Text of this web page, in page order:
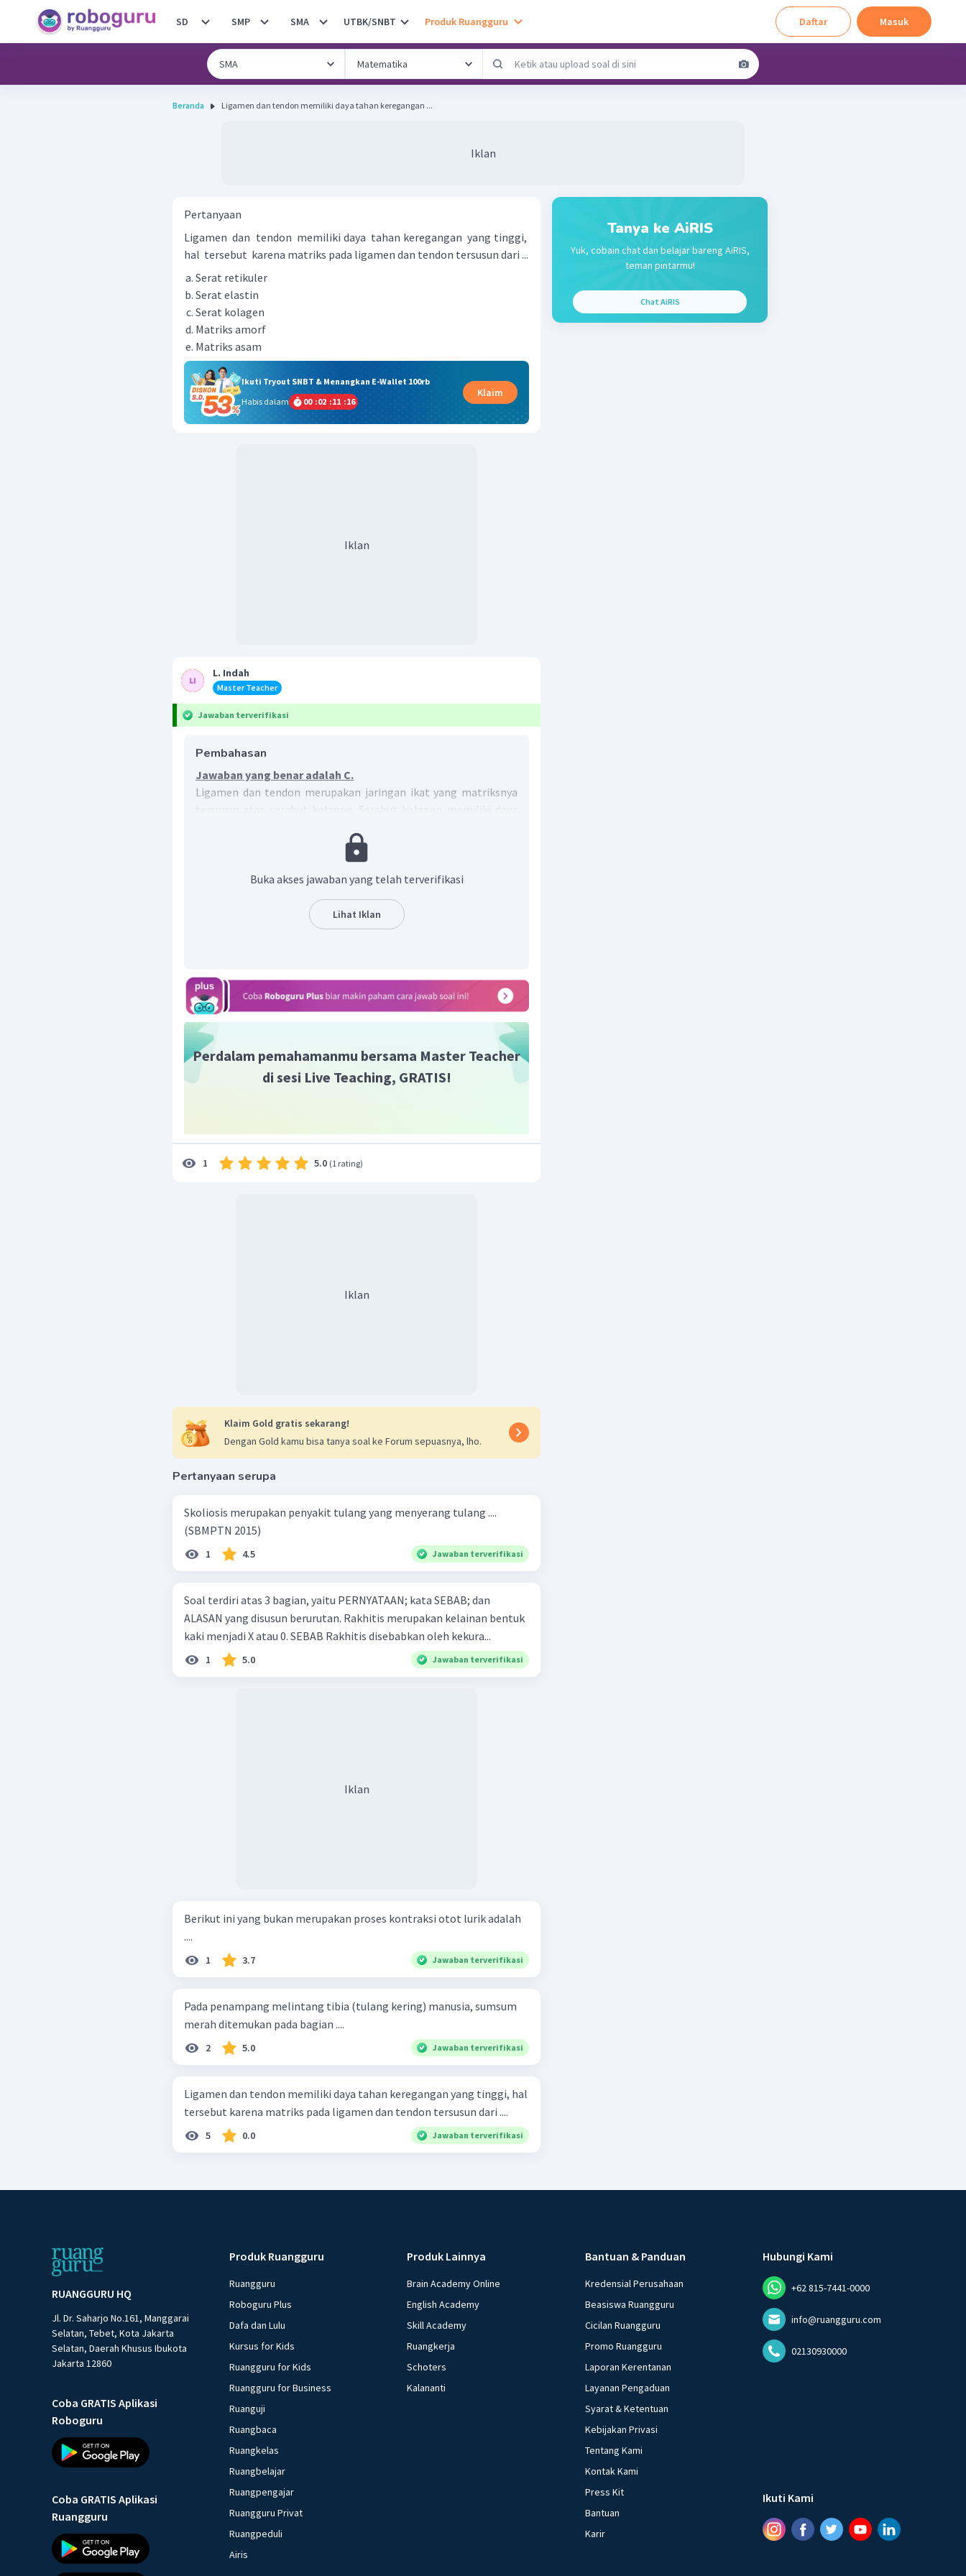
SD SMP SMA UTBK/SNBT Produk Ruangguru Daftar Masuk
Beranda Ligamen dan tendon memiliki daya tahan keregangan ...
Iklan
Pertanyaan
Ligamen dan tendon memiliki daya tahan keregangan yang tinggi,
hal tersebut karena matriks pada ligamen dan tendon tersusun dari ...
Serat retikuler
Serat elastin
Serat kolagen
Matriks amorf
Matriks asam
Ikuti Tryout SNBT & Menangkan E-Wallet 100rb
Habis dalam
00 :02 :11 :16
Klaim
Iklan
L. Indah
Master Teacher
Jawaban terverifikasi
Pembahasan
Jawaban yang benar adalah C.
Ligamen dan tendon merupakan jaringan ikat yang matriksnya
tersusun atas serabut kolagen. Serabut kolagen memiliki daya
Buka akses jawaban yang telah terverifikasi
Lihat Iklan
Perdalam pemahamanmu bersama Master Teacher
di sesi Live Teaching, GRATIS!
1 5.0 (1 rating)
Iklan
Klaim Gold gratis sekarang!
Dengan Gold kamu bisa tanya soal ke Forum sepuasnya, lho.
Pertanyaan serupa
Skoliosis merupakan penyakit tulang yang menyerang tulang ....
(SBMPTN 2015)
1 4.5 Jawaban terverifikasi
Soal terdiri atas 3 bagian, yaitu PERNYATAAN; kata SEBAB; dan
ALASAN yang disusun berurutan. Rakhitis merupakan kelainan bentuk
kaki menjadi X atau 0. SEBAB Rakhitis disebabkan oleh kekura...
1 5.0 Jawaban terverifikasi
Iklan
Berikut ini yang bukan merupakan proses kontraksi otot lurik adalah
....
1 3.7 Jawaban terverifikasi
Pada penampang melintang tibia (tulang kering) manusia, sumsum
merah ditemukan pada bagian ....
2 5.0 Jawaban terverifikasi
Ligamen dan tendon memiliki daya tahan keregangan yang tinggi, hal
tersebut karena matriks pada ligamen dan tendon tersusun dari ....
5 0.0 Jawaban terverifikasi
Tanya ke AiRIS
Yuk, cobain chat dan belajar bareng AiRIS,
teman pintarmu!
Chat AiRIS
RUANGGURU HQ
Jl. Dr. Saharjo No.161, Manggarai
Selatan, Tebet, Kota Jakarta
Selatan, Daerah Khusus Ibukota
Jakarta 12860
Coba GRATIS Aplikasi
Roboguru
Coba GRATIS Aplikasi
Ruangguru
Produk Ruangguru
Ruangguru
Roboguru Plus
Dafa dan Lulu
Kursus for Kids
Ruangguru for Kids
Ruangguru for Business
Ruanguji
Ruangbaca
Ruangkelas
Ruangbelajar
Ruangpengajar
Ruangguru Privat
Ruangpeduli
Airis
Produk Lainnya
Brain Academy Online
English Academy
Skill Academy
Ruangkerja
Schoters
Kalananti
Bantuan & Panduan
Kredensial Perusahaan
Beasiswa Ruangguru
Cicilan Ruangguru
Promo Ruangguru
Laporan Kerentanan
Layanan Pengaduan
Syarat & Ketentuan
Kebijakan Privasi
Tentang Kami
Kontak Kami
Press Kit
Bantuan
Karir
Hubungi Kami
+62 815-7441-0000
info@ruangguru.com
02130930000
Ikuti Kami